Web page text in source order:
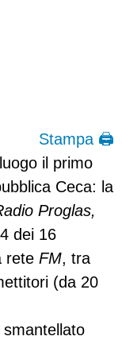
Stampa 🖨
il primo
Ceca: la
Proglas,
dei 16
rete FM, tra
(da 20
smantellato